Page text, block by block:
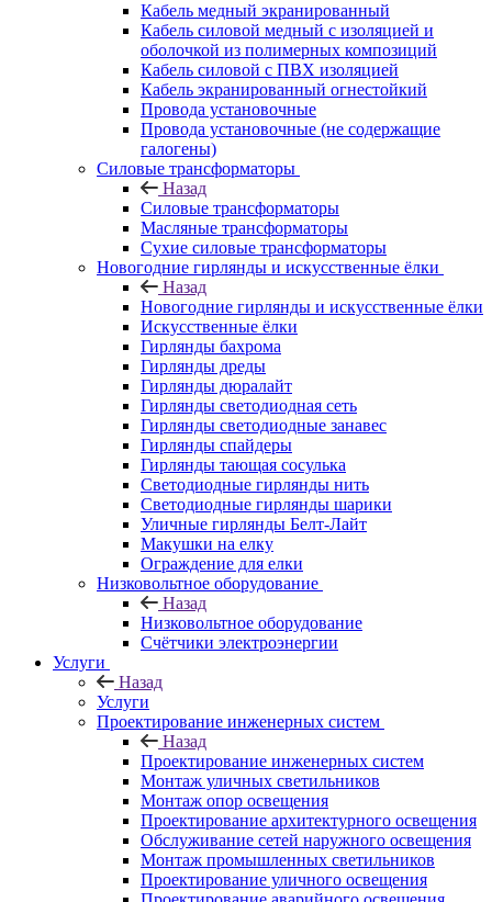
Кабель медный экранированный
Кабель силовой медный с изоляцией и
оболочкой из полимерных композиций
Кабель силовой с ПВХ изоляцией
Кабель экранированный огнестойкий
Провода установочные
Провода установочные (не содержащие
галогены)
Силовые трансформаторы
Назад
Силовые трансформаторы
Масляные трансформаторы
Сухие силовые трансформаторы
Новогодние гирлянды и искусственные ёлки
Назад
Новогодние гирлянды и искусственные ёлки
Искусственные ёлки
Гирлянды бахрома
Гирлянды дреды
Гирлянды дюралайт
Гирлянды светодиодная сеть
Гирлянды светодиодные занавес
Гирлянды спайдеры
Гирлянды тающая сосулька
Светодиодные гирлянды нить
Светодиодные гирлянды шарики
Уличные гирлянды Белт-Лайт
Макушки на елку
Ограждение для елки
Низковольтное оборудование
Назад
Низковольтное оборудование
Счётчики электроэнергии
Услуги
Назад
Услуги
Проектирование инженерных систем
Назад
Проектирование инженерных систем
Монтаж уличных светильников
Монтаж опор освещения
Проектирование архитектурного освещения
Обслуживание сетей наружного освещения
Монтаж промышленных светильников
Проектирование уличного освещения